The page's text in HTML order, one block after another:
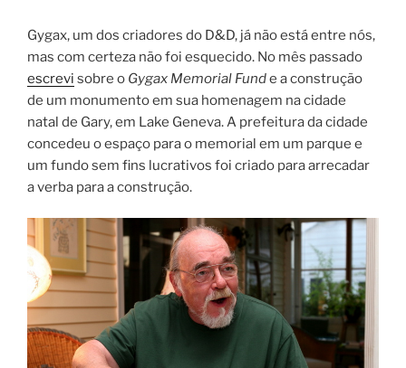
Gygax, um dos criadores do D&D, já não está entre nós,
mas com certeza não foi esquecido. No mês passado
escrevi sobre o Gygax Memorial Funde a construção
de um monumento em sua homenagem na cidade
natal de Gary, em Lake Geneva. A prefeitura da cidade
concedeu o espaço para o memorial em um parque e
um fundo sem fins lucrativos foi criado para arrecadar
a verba para a construção.